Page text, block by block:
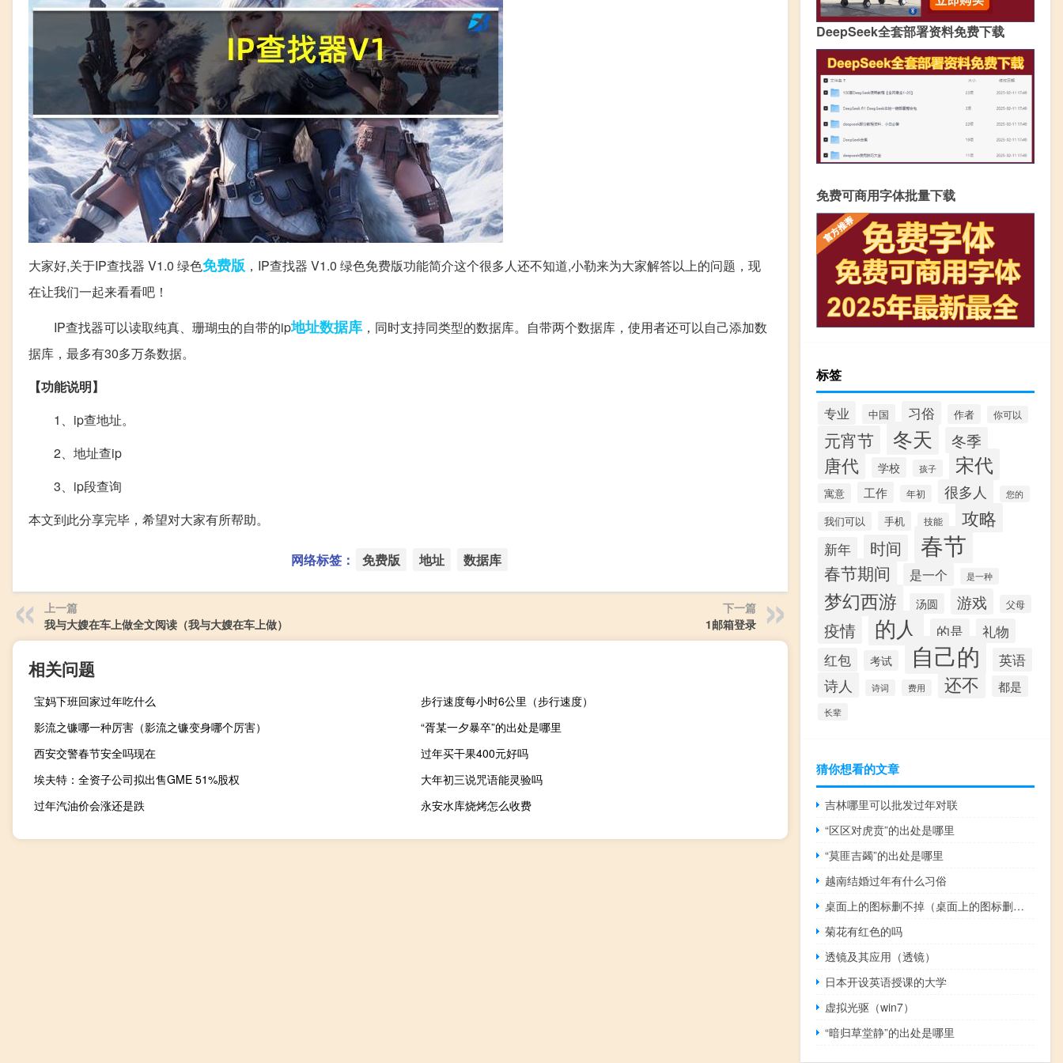
大家好,关于IP查找器 V1.0 绿色免费版 ，IP查找器 V1.0 绿色免费版功能简介这个很多人还不知道,小勒来为大家解答以上的问题，现
在让我们一起来看看吧！
IP查找器可以读取纯真、珊瑚虫的自带的ip地址数据库 ，同时支持同类型的数据库。自带两个数据库，使用者还可以自己添加数
据库，最多有30多万条数据。
【功能说明】
1、ip查地址。
2、地址查ip
3、ip段查询
本文到此分享完毕，希望对大家有所帮助。
网络标签： 免费版 地址 数据库
上一篇
我与大嫂在车上做全文阅读（我与大嫂在车上做）
下一篇
1邮箱登录
相关问题
宝妈下班回家过年吃什么
步行速度每小时6公里（步行速度）
影流之镰哪一种厉害（影流之镰变身哪个厉害）
“胥某一夕暴卒”的出处是哪里
西安交警春节安全吗现在
过年买干果400元好吗
埃夫特：全资子公司拟出售GME 51%股权
大年初三说咒语能灵验吗
过年汽油价会涨还是跌
永安水库烧烤怎么收费
DeepSeek全套部署资料免费下载
免费可商用字体批量下载
标签
专业 中国 习俗 作者 你可以
元宵节 冬天 冬季
唐代 学校 孩子 宋代
寓意 工作 年初 很多人 您的
我们可以 手机 技能 攻略
新年 时间 春节
春节期间 是一个 是一种
梦幻西游 汤圆 游戏 父母
疫情 的人 的是 礼物
红包 考试 自己的 英语
诗人 诗词 费用 还不 都是
长辈
猜你想看的文章
吉林哪里可以批发过年对联
“区区对虎贲”的出处是哪里
“莫匪吉蠲”的出处是哪里
越南结婚过年有什么习俗
桌面上的图标删不掉（桌面上的图标删不掉）
菊花有红色的吗
透镜及其应用（透镜）
日本开设英语授课的大学
虚拟光驱（win7）
“暗归草堂静”的出处是哪里